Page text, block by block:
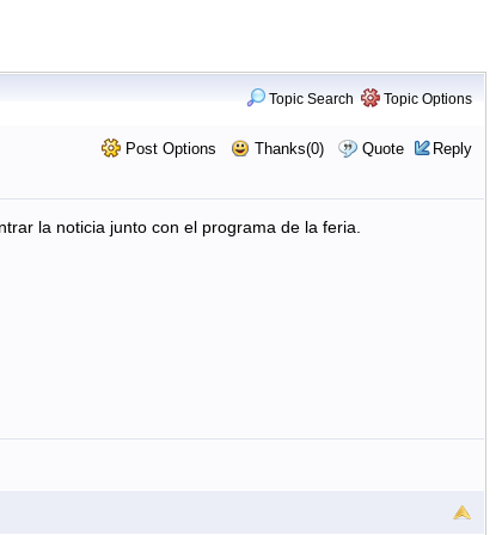
Topic Search Topic Options
Post Options Thanks(0) Quote Reply
la noticia junto con el programa de la feria.